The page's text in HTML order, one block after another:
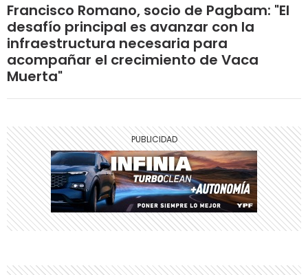
Francisco Romano, socio de Pagbam: "El
desafío principal es avanzar con la
infraestructura necesaria para
acompañar el crecimiento de Vaca
Muerta"